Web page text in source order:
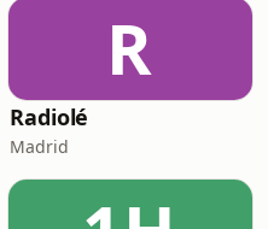
R
Radiolé
Madrid